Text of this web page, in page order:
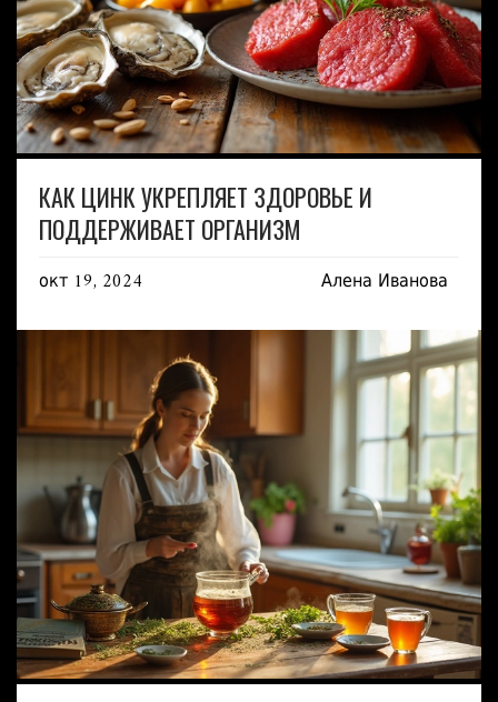
КАК ЦИНК УКРЕПЛЯЕТ ЗДОРОВЬЕ И
ПОДДЕРЖИВАЕТ ОРГАНИЗМ
окт 19, 2024 Алена Иванова